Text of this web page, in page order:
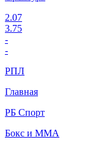
2.07
3.75
-
-
РПЛ
Главная
РБ Спорт
Бокс и ММА